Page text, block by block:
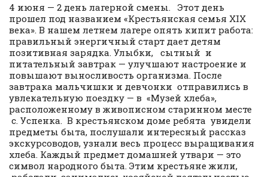
4 июня — 2 день лагерной смены. Этот день
прошел под названием «Крестьянская семья XIX
века». В нашем летнем лагере опять кипит работа:
правильный энергичный старт дает детям
позитивная зарядка. Улыбки, сытный и
питательный завтрак — улучшают настроение и
повышают выносливость организма. После
завтрака мальчишки и девчонки отправились в
увлекательную поездку — в «Музей хлеба»,
расположенному в живописном старинном месте
с. Успенка. В крестьянском доме ребята увидели
предметы быта, послушали интересный рассказ
экскурсоводов, узнали весь процесс выращивания
хлеба. Каждый предмет домашней утвари — это
символ народного быта. Этим крестьяне жили,